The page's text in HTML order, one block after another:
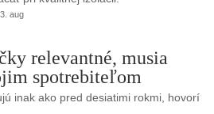
3. aug
relevantné, musia
spotrebiteľom
inak ako pred desiatimi rokmi, hovorí